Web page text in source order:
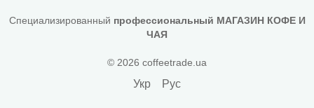
Специализированный профессиональный МАГАЗИН КОФЕ И
ЧАЯ
© 2026 coffeetrade.ua
Укр Рус